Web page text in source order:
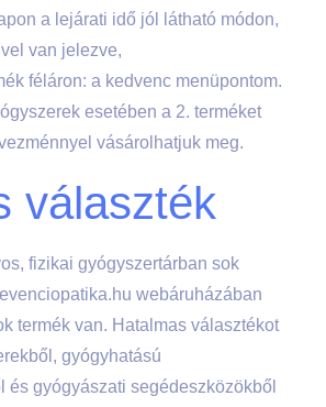
a lejárati idő jól látható módon,
van jelezve,
féláron: a kedvenc menüpontom.
esetében a 2. terméket
vásárolhatjuk meg.
választék
fizikai gyógyszertárban sok
webáruházában
termék van. Hatalmas választékot
gyógyhatású
és gyógyászati segédeszközökből